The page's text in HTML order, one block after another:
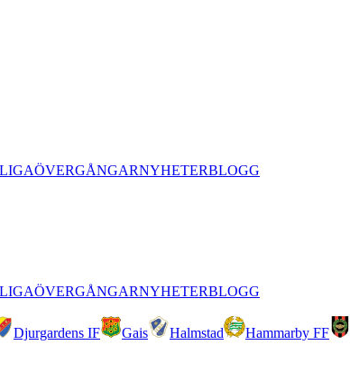
ÖVERGÅNGARNYHETERBLOGG
ÖVERGÅNGARNYHETERBLOGG
Djurgardens IF Gais Halmstad Hammarby FF